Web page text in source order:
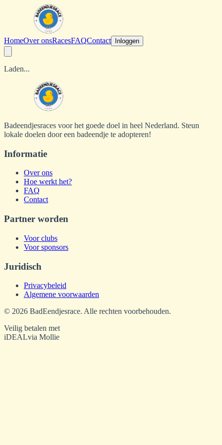
HomeOver onsRacesFAQContact Inloggen
Laden...
Badeendjesraces voor het goede doel in heel Nederland. Steun
lokale doelen door een badeendje te adopteren!
Informatie
Over ons
Hoe werkt het?
FAQ
Contact
Partner worden
Voor clubs
Voor sponsors
Juridisch
Privacybeleid
Algemene voorwaarden
© 2026 BadEendjesrace. Alle rechten voorbehouden.
Veilig betalen met
iDEALvia Mollie